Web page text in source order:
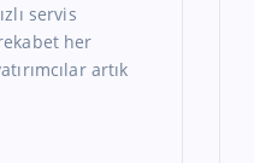
servis
her
artık